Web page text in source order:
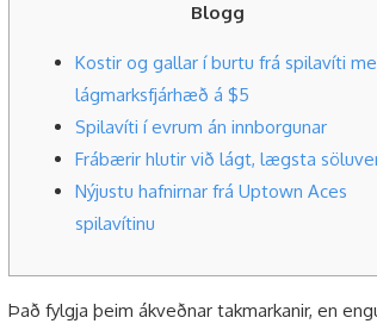
Blogg
Kostir og gallar í burtu frá spilavíti
lágmarksfjárhæð á $5
Spilavíti í evrum án innborgunar
Frábærir hlutir við lágt, lægsta
Nýjustu hafnirnar frá Uptown Aces
spilavítinu
Það fylgja þeim ákveðnar takmarkanir, en